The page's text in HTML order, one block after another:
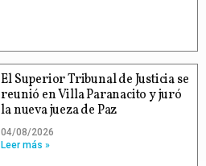
El Superior Tribunal de Justicia se
reunió en Villa Paranacito y juró
la nueva jueza de Paz
04/08/2026
Leer más »